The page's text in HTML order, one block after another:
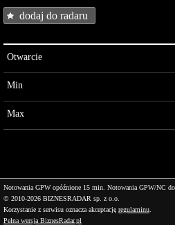
dodaj do radaru
Otwarcie
Min
Max
Notowania GPW opóźnione 15 min. Notowania GPW/NC
© 2010-2026 BIZNESRADAR sp. z o.o.
Korzystanie z serwisu oznacza akceptację regulaminu
Pełna wersja BiznesRadar.pl